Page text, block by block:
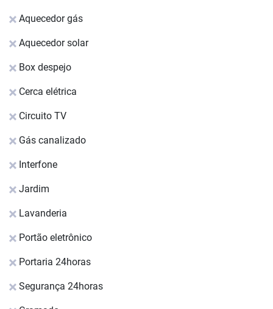
Aquecedor gás
Aquecedor solar
Box despejo
Cerca elétrica
Circuito TV
Gás canalizado
Interfone
Jardim
Lavanderia
Portão eletrônico
Portaria 24horas
Segurança 24horas